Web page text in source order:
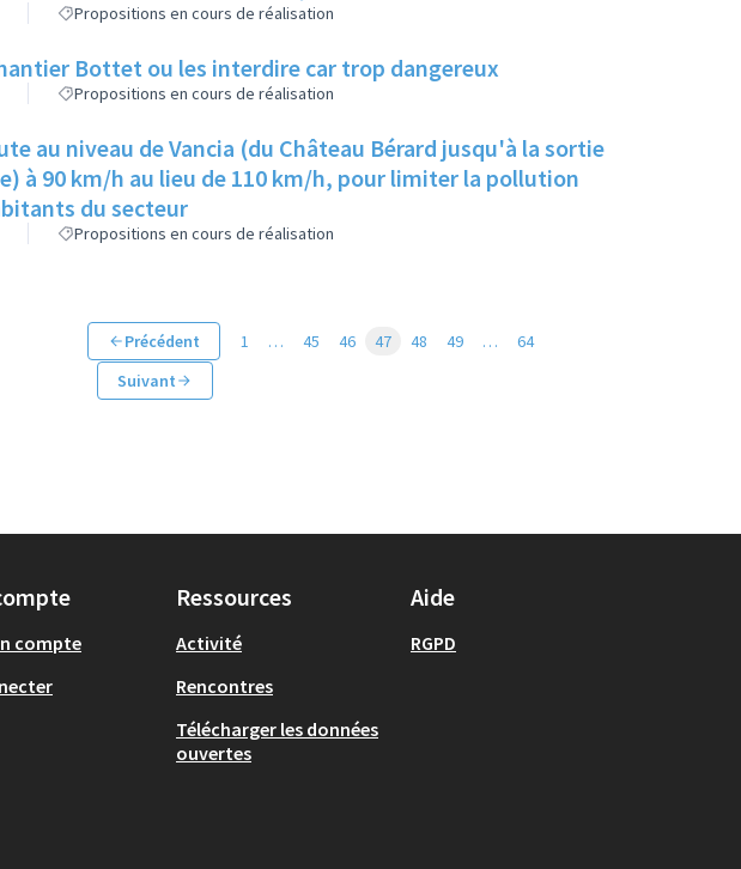
Propositions en cours de réalisation
Bottet ou les interdire car trop dangereux
Propositions en cours de réalisation
au niveau de Vancia (du Château Bérard jusqu'à la sortie
à 90 km/h au lieu de 110 km/h, pour limiter la pollution
du secteur
Propositions en cours de réalisation
Précédent 1 … 45 46 47 48 49 …
64
Suivant
compte
Ressources
Activité
Rencontres
Télécharger les données
ouvertes
Aide
RGPD